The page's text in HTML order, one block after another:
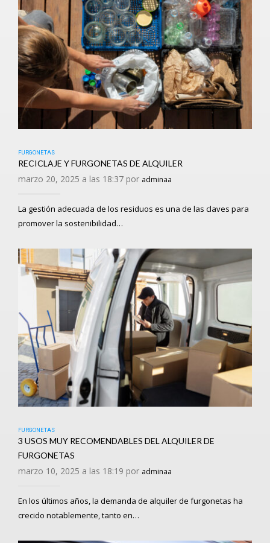
FURGONETAS
RECICLAJE Y FURGONETAS DE ALQUILER
marzo 20, 2025 a las 18:37 por adminaa
La gestión adecuada de los residuos es una de las claves para
promover la sostenibilidad…
FURGONETAS
3 USOS MUY RECOMENDABLES DEL ALQUILER DE
FURGONETAS
marzo 10, 2025 a las 18:19 por adminaa
En los últimos años, la demanda de alquiler de furgonetas ha
crecido notablemente, tanto en…